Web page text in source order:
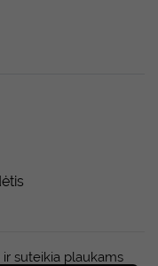
suteikia plaukams